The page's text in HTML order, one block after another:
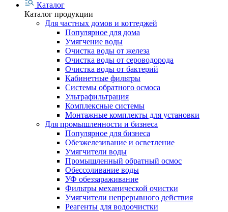
Каталог
Каталог продукции
Для частных домов и коттеджей
Популярное для дома
Умягчение воды
Очистка воды от железа
Очистка воды от сероводорода
Очистка воды от бактерий
Кабинетные фильтры
Системы обратного осмоса
Ультрафильтрация
Комплексные системы
Монтажные комплекты для установки
Для промышленности и бизнеса
Популярное для бизнеса
Обезжелезивание и осветление
Умягчители воды
Промышленный обратный осмос
Обессоливание воды
УФ обеззараживание
Фильтры механической очистки
Умягчители непрерывного действия
Реагенты для водоочистки